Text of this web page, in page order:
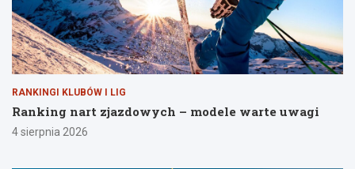
RANKINGI KLUBÓW I LIG
Ranking nart zjazdowych – modele warte uwagi
4 sierpnia 2026